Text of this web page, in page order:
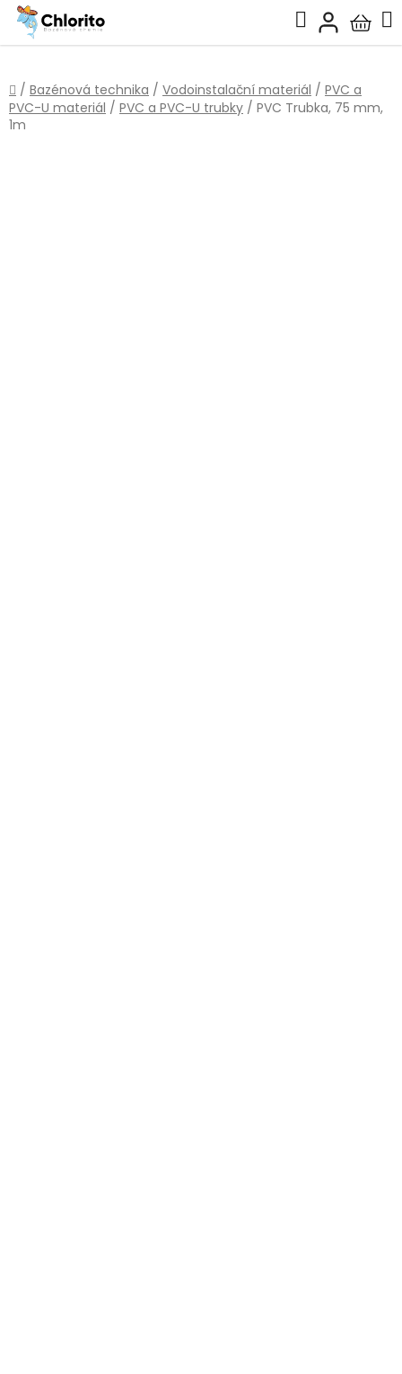
Přejít
obsah
Hledat
košík
Domů
/ Bazénová technika / Vodoinstalační materiál / PVC a
PVC-U materiál / PVC a PVC-U trubky / PVC Trubka, 75 mm,
1m